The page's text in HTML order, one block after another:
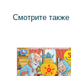
Смотрите также